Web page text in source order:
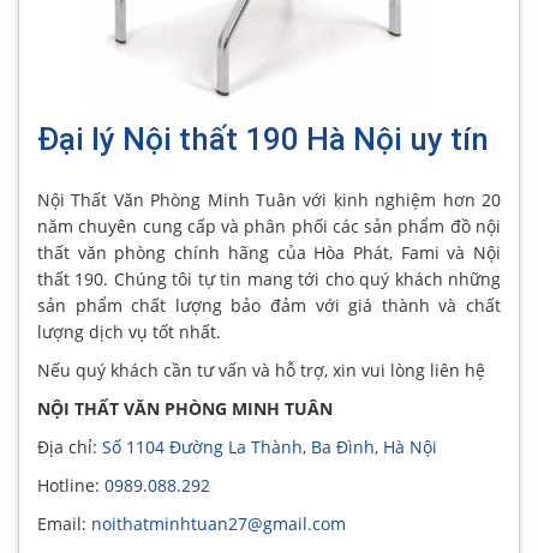
Đại lý Nội thất 190 Hà Nội uy tín
Nội Thất Văn Phòng Minh Tuân với kinh nghiệm hơn 20
năm chuyên cung cấp và phân phối các sản phẩm đồ nội
thất văn phòng chính hãng của Hòa Phát, Fami và Nội
thất 190. Chúng tôi tự tin mang tới cho quý khách những
sản phẩm chất lượng bảo đảm với giá thành và chất
lượng dịch vụ tốt nhất.
Nếu quý khách cần tư vấn và hỗ trợ, xin vui lòng liên hệ
NỘI THẤT VĂN PHÒNG MINH TUÂN
Địa chỉ: Số 1104 Đường La Thành, Ba Đình, Hà Nội
Hotline: 0989.088.292
Email: noithatminhtuan27@gmail.com